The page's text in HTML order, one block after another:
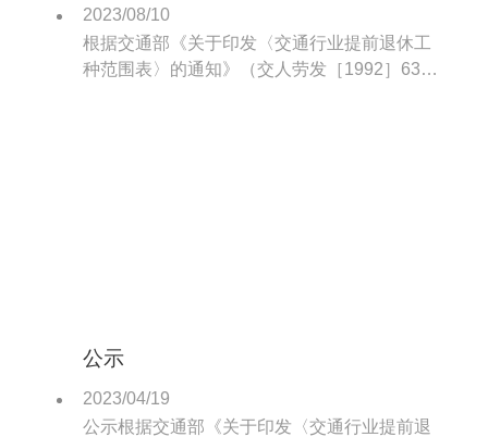
2023/08/10
根据交通部《关于印发〈交通行业提前退休工
种范围表〉的通知》（交人劳发［1992］633
公示
2023/04/19
公示根据交通部《关于印发〈交通行业提前退